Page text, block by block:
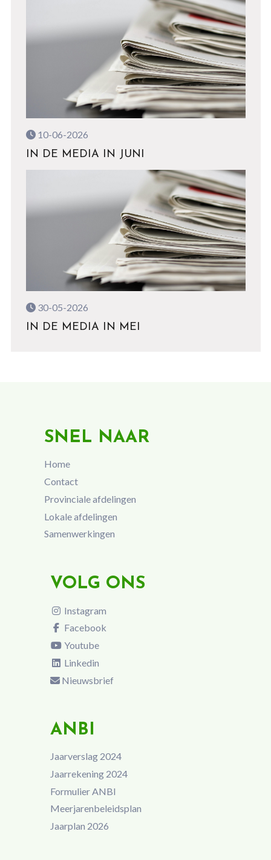
10-06-2026
IN DE MEDIA IN JUNI
30-05-2026
IN DE MEDIA IN MEI
SNEL NAAR
Home
Contact
Provinciale afdelingen
Lokale afdelingen
Samenwerkingen
VOLG ONS
Instagram
Facebook
Youtube
Linkedin
Nieuwsbrief
ANBI
Jaarverslag 2024
Jaarrekening 2024
Formulier ANBI
Meerjarenbeleidsplan
Jaarplan 2026